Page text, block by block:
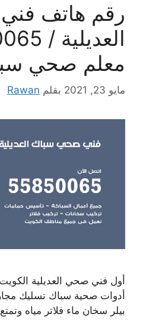
رقم هاتف
معلم صحي
مايو 23, 2021 بقلم Rawan
أول فني صحي العديلية
أدوات صحية سباك تسليك
بيلر سخان ماء فلاتر مياه